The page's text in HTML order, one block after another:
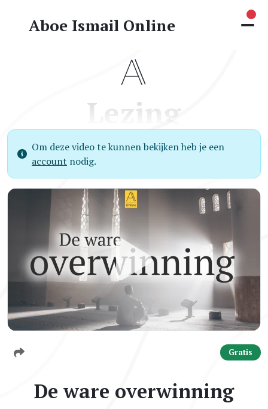
Aboe Ismail Online
Lezing
Om deze video te kunnen bekijken heb je een
account nodig.
Gratis
De ware overwinning